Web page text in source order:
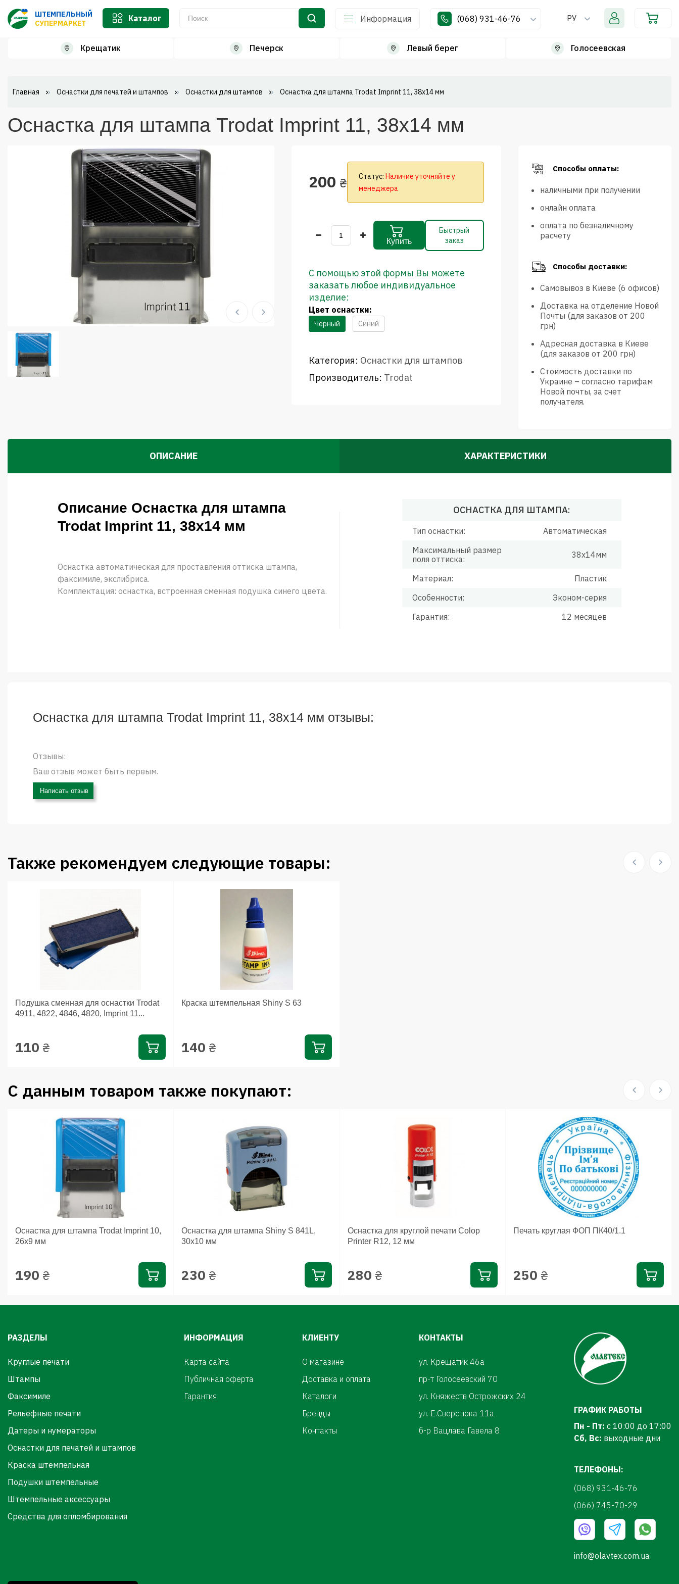
ШТЕМПЕЛЬНЫЙ
СУПЕРМАРКЕТ
Каталог Информация (068) 931-46-76 РУ
Крещатик Печерск Левый берег Голосеевская
Главная Оснастки для печатей и штампов Оснастки для штампов Оснастка для штампа Trodat Imprint 11, 38х14 мм
Оснастка для штампа Trodat Imprint 11, 38х14 мм
200 ₴ Статус: Наличие уточняйте у
менеджера
Купить
Быстрый
заказ
С помощью этой формы Вы можете
заказать любое индивидуальное
изделие:
Цвет оснастки:
Чёрный Синий
Категория: Оснастки для штампов
Производитель: Trodat
Способы оплаты:
наличными при получении
онлайн оплата
оплата по безналичному
расчету
Способы доставки:
Самовывоз в Киеве (6 офисов)
Доставка на отделение Новой
Почты (для заказов от 200
грн)
Адресная доставка в Киеве
(для заказов от 200 грн)
Стоимость доставки по
Украине – согласно тарифам
Новой почты, за счет
получателя.
ОПИСАНИЕ
Описание Оснастка для штампа
Trodat Imprint 11, 38х14 мм
Оснастка автоматическая для проставления оттиска штампа,
факсимиле, экслибриса.
Комплектация: оснастка, встроенная сменная подушка синего цвета.
ХАРАКТЕРИСТИКИ
ОСНАСТКА ДЛЯ ШТАМПА:
Тип оснастки:
Автоматическая
Максимальный размер
поля оттиска:
38х14мм
Материал:
Пластик
Особенности:
Эконом-серия
Гарантия:
12 месяцев
Оснастка для штампа Trodat Imprint 11, 38х14 мм отзывы:
Отзывы:
Ваш отзыв может быть первым.
Написать отзыв
Также рекомендуем следующие товары:
Подушка сменная для оснастки Trodat
4911, 4822, 4846, 4820, Imprint 11...
110 ₴
Краска штемпельная Shiny S 63
140 ₴
С данным товаром также покупают:
Оснастка для штампа Trodat Imprint 10,
26х9 мм
190 ₴
Оснастка для штампа Shiny S 841L,
30х10 мм
230 ₴
Оснастка для круглой печати Colop
Printer R12, 12 мм
280 ₴
Печать круглая ФОП ПК40/1.1
250 ₴
РАЗДЕЛЫ
Круглые печати
Штампы
Факсимиле
Рельефные печати
Датеры и нумераторы
Оснастки для печатей и штампов
Краска штемпельная
Подушки штемпельные
Штемпельные аксессуары
Средства для опломбирования
ИНФОРМАЦИЯ
Карта сайта
Публичная оферта
Гарантия
КЛИЕНТУ
О магазине
Доставка и оплата
Каталоги
Бренды
Контакты
КОНТАКТЫ
ул. Крещатик 46а
пр-т Голосеевский 70
ул. Княжеств Острожских 24
ул. Е.Сверстюка 11а
б-р Вацлава Гавела 8
ГРАФИК РАБОТЫ
Пн - Пт: с 10:00 до 17:00
Сб, Вс: выходные дни
ТЕЛЕФОНЫ:
(068) 931-46-76
(066) 745-70-29
info@olavtex.com.ua